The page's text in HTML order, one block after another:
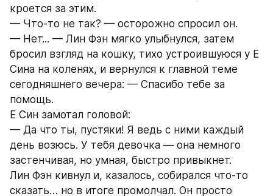
кроется за этим.
— Что-то не так? — осторожно спросил он.
— Нет... — Лин Фэн мягко улыбнулся, затем
бросил взгляд на кошку, тихо устроившуюся у Е
Сина на коленях, и вернулся к главной теме
сегодняшнего вечера: — Спасибо тебе за
помощь.
Е Син замотал головой:
— Да что ты, пустяки! Я ведь с ними каждый
день возюсь. У тебя девочка — она немного
застенчивая, но умная, быстро привыкнет.
Лин Фэн кивнул и, казалось, собирался что-то
сказать… но в итоге промолчал. Он просто